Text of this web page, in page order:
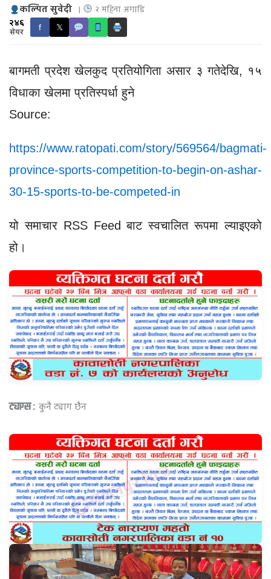
कल्पित सुवेदी | २ महिना अगाडि
२४६
सेयर
f 𝕏
बागमती प्रदेश खेलकुद प्रतियोगिता असार ३ गतेदेखि, १५
विधाका खेलमा प्रतिस्पर्धा हुने
Source:
https://www.ratopati.com/story/569564/bagmati-
province-sports-competition-to-begin-on-ashar-
30-15-sports-to-be-competed-in
यो समाचार RSS Feed बाट स्वचालित रूपमा ल्याइएको
हो।
ट्याग्स : कुनै ट्याग छैन